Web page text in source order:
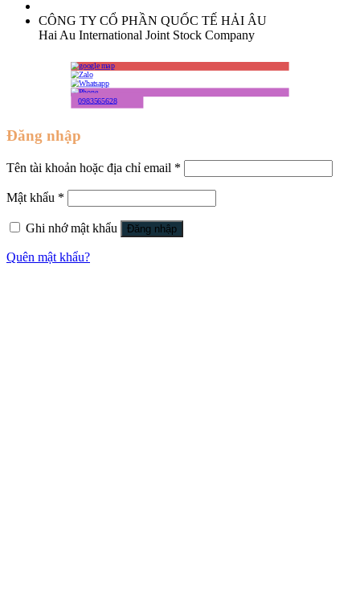
CÔNG TY CỔ PHẦN QUỐC TẾ HẢI ÂU
Hai Au International Joint Stock Company
0983565628
Đăng nhập
Tên tài khoản hoặc địa chỉ email *
Mật khẩu *
Ghi nhớ mật khẩu Đăng nhập
Quên mật khẩu?